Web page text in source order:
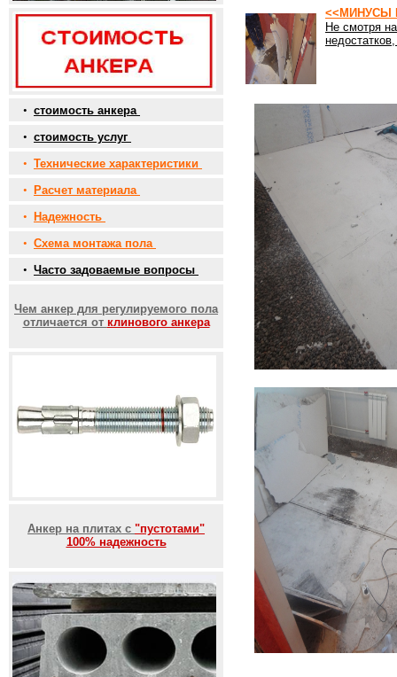
• стоимость анкера
• стоимость услуг
• Технические характеристики
•
Расчет материала
•
Надежность
• Схема монтажа пола
• Часто задоваемые вопросы
Чем анкер для регулируемого пола
отличается от клинового анкера
Анкер на плитах с "пустотами"
100% надежность
<<МИНУСЫ
Не смотря